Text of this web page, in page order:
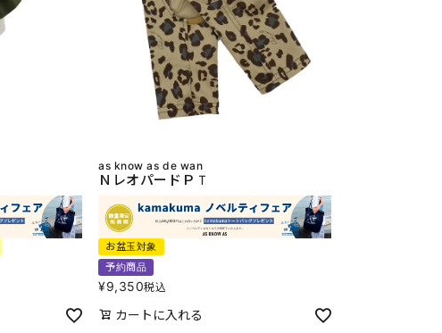
as know as de wan
ＮレオパードＰＴ
お盆玉対象
予約商品
¥9,350税込
カートに入れる